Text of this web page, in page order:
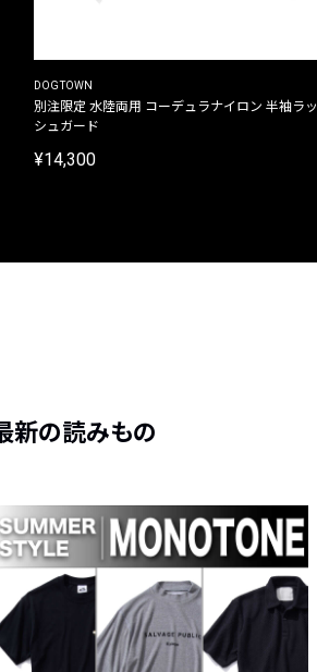
DOGTOWN
別注限定 水陸両用 コーデュラナイロン 半袖ラッ
シュガード
¥14,300
新の読みもの